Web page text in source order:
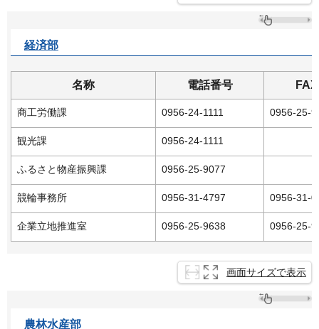
経済部
名称 電話番号
商工労働課 0956-24-1111 0956-25-
観光課 0956-24-1111
ふるさと物産振興課 0956-25-9077
競輪事務所 0956-31-4797 0956-31-
企業立地推進室 0956-25-9638 0956-25-
画面サイズで表示
農林水産部